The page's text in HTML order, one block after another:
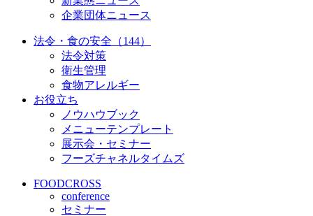
企業団体ニュース
法令・食の安全（144）
法令対策
衛生管理
食物アレルギー
お役立ち
ノウハウブック
メニューテンプレート
展示会・セミナー
フーズチャネルタイムズ
FOODCROSS
conference
セミナー